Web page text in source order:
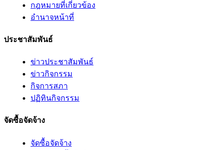
กฎหมายที่เกี่ยวข้อง
อํานาจหน้าที่
ประชาสัมพันธ์
ข่าวประชาสัมพันธ์
ข่าวกิจกรรม
กิจการสภา
ปฏิทินกิจกรรม
จัดซื้อจัดจ้าง
จัดซื้อจัดจ้าง